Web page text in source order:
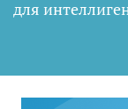
для